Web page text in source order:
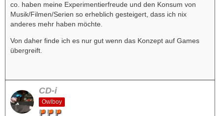
co. haben meine Experimentierfreude und den Konsum von
Musik/Filmen/Serien so erheblich gesteigert, dass ich nix
anderes mehr haben möchte.
Von daher finde ich es nur gut wenn das Konzept auf Games
übergreift.
CD-i
Owlboy